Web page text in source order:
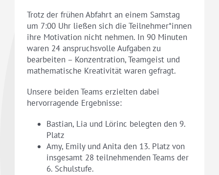
Trotz der frühen Abfahrt an einem Samstag
um 7:00 Uhr ließen sich die Teilnehmer*innen
ihre Motivation nicht nehmen. In 90 Minuten
waren 24 anspruchsvolle Aufgaben zu
bearbeiten – Konzentration, Teamgeist und
mathematische Kreativität waren gefragt.
Unsere beiden Teams erzielten dabei
hervorragende Ergebnisse:
Bastian, Lia und Lörinc belegten den 9.
Platz
Amy, Emily und Anita den 13. Platz von
insgesamt 28 teilnehmenden Teams der
6. Schulstufe.